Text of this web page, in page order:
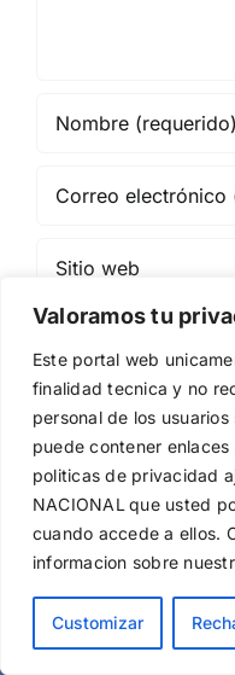
Valoramos tu
Este portal web
finalidad tecnica y no
personal de los
puede contener
politicas de privacidad
NACIONAL que usted
cuando accede a ellos.
informacion sobre
Customizar
Guardar mi
navegador para la
el funcionamiento de la
nuestros servicios.
rechazar las no
Política de cookies